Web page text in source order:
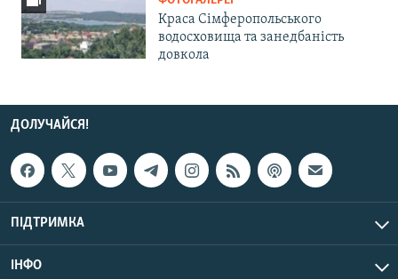
Краса Сімферопольського
водосховища та занедбаність
довкола
ДОЛУЧАЙСЯ!
ПІДТРИМКА
ІНФО